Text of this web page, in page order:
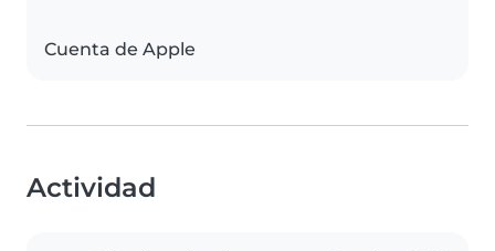
Cuenta de Apple
Actividad